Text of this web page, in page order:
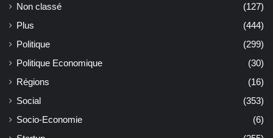
Non classé
(127)
Plus
(444)
Politique
(299)
Politique Economique
(30)
Régions
(16)
Social
(353)
Socio-Economie
(6)